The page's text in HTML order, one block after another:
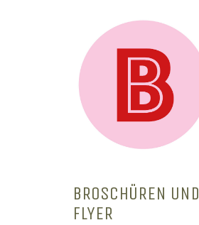
BROSCHÜREN UND
FLYER